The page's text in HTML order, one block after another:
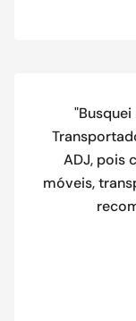
ADJ, pois
móveis,